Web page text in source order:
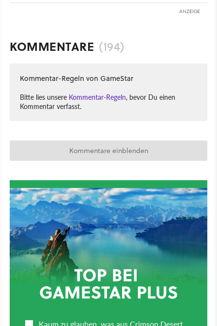
ANZEIGE
KOMMENTARE (194)
Kommentar-Regeln von GameStar
Bitte lies unsere Kommentar-Regeln, bevor Du einen
Kommentar verfasst.
Kommentare einblenden